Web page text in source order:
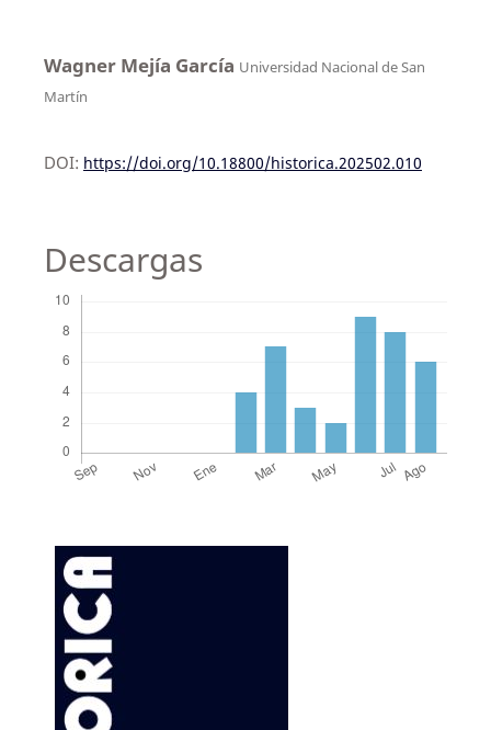
Wagner Mejía García Universidad Nacional de San
Martín
DOI: https://doi.org/10.18800/historica.202502.010
Descargas